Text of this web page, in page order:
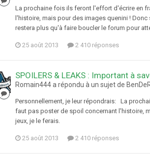
La prochaine fois ils feront l'effort d'écrire en
l'histoire, mais pour des images quenini !
restera plus qu'à faire boucler le forum pour
25 août 2013 2 410 réponses
SPOILERS & LEAKS : Important à
Romain444 a répondu à un sujet de
Personnellement, je leur répondrais: La
faut pas poster de spoil concernant l'histoire,
jeux, je le ferais.
25 août 2013 2 410 réponses